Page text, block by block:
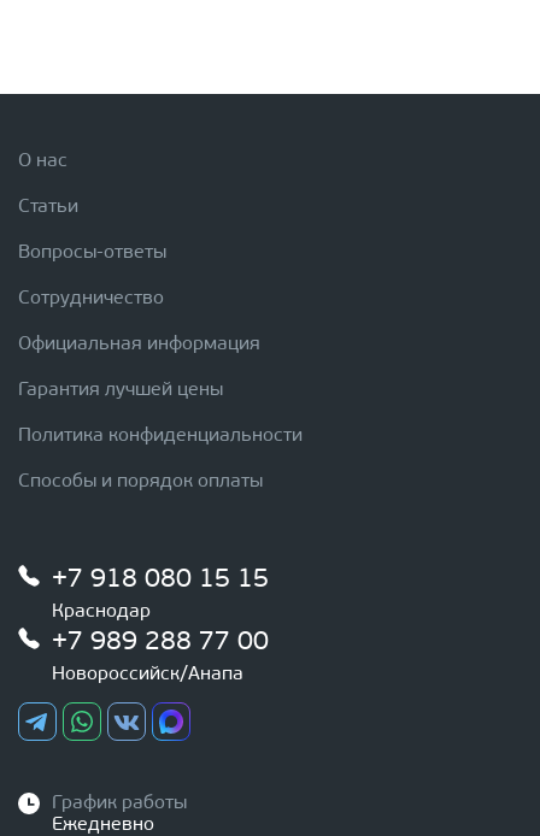
О нас
Статьи
Вопросы-ответы
Сотрудничество
Официальная информация
Гарантия лучшей цены
Политика конфиденциальности
Способы и порядок оплаты
+7 918 080 15 15
Краснодар
+7 989 288 77 00
Новороссийск/Анапа
График работы
Ежедневно